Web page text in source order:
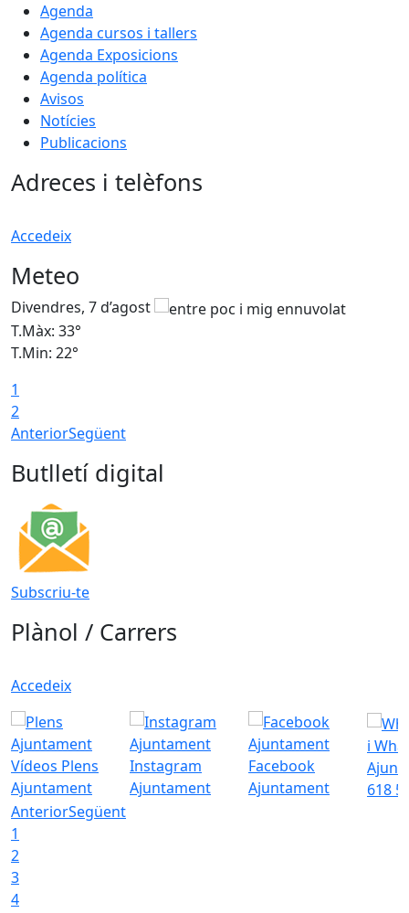
Agenda
Agenda cursos i tallers
Agenda Exposicions
Agenda política
Avisos
Notícies
Publicacions
Adreces i telèfons
Accedeix
Meteo
Divendres, 7 d’agost
T.Màx: 33°
T.Min: 22°
1
2
AnteriorSegüent
Butlletí digital
Subscriu-te
Plànol / Carrers
Accedeix
Vídeos Plens
Ajuntament
Instagram
Ajuntament
Facebook
Ajuntament
i
618
AnteriorSegüent
1
2
3
4